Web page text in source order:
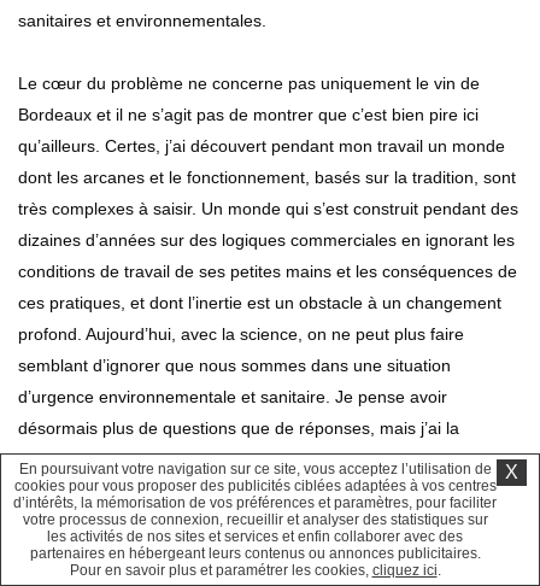
sanitaires et environnementales.
Le cœur du problème ne concerne pas uniquement le vin de
Bordeaux et il ne s’agit pas de montrer que c’est bien pire ici
qu’ailleurs. Certes, j’ai découvert pendant mon travail un monde
dont les arcanes et le fonctionnement, basés sur la tradition, sont
très complexes à saisir. Un monde qui s’est construit pendant des
dizaines d’années sur des logiques commerciales en ignorant les
conditions de travail de ses petites mains et les conséquences de
ces pratiques, et dont l’inertie est un obstacle à un changement
profond. Aujourd’hui, avec la science, on ne peut plus faire
semblant d’ignorer que nous sommes dans une situation
d’urgence environnementale et sanitaire. Je pense avoir
désormais plus de questions que de réponses, mais j’ai la
certitude que la situation dans laquelle se trouve notre modèle de
production agricole, et de production dans son ensemble, appelle
des réponses urgentes et peut-être radicales.
En poursuivant votre navigation sur ce site, vous acceptez l’utilisation de
cookies pour vous proposer des publicités ciblées adaptées à vos centres
d’intérêts, la mémorisation de vos préférences et paramètres, pour faciliter
votre processus de connexion, recueillir et analyser des statistiques sur
les activités de nos sites et services et enfin collaborer avec des
partenaires en hébergeant leurs contenus ou annonces publicitaires.
Pour en savoir plus et paramétrer les cookies, cliquez ici.
X